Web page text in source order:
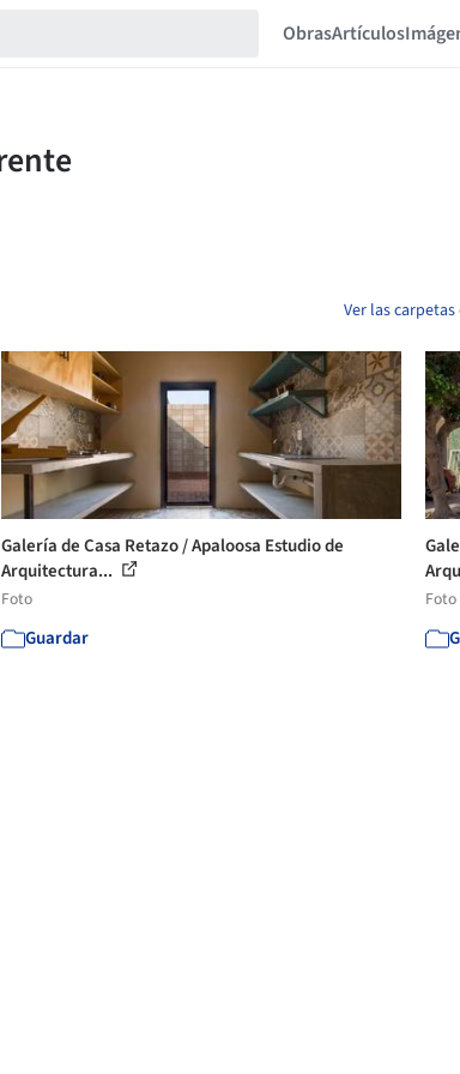
ObrasArtículos
Ver las
Galería de Casa Retazo / Apaloosa Estudio de
Arquitectura...
Foto
Guardar
Foto